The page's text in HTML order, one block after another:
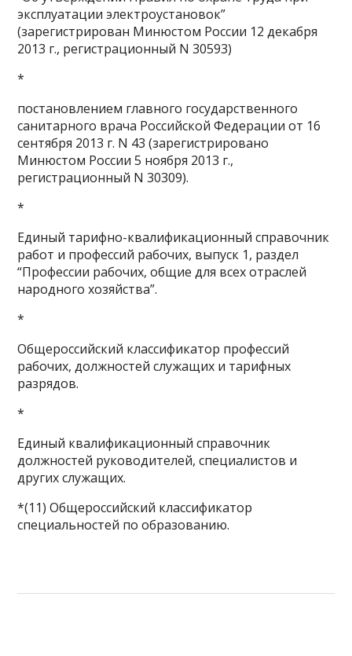
эксплуатации электроустановок”
(зарегистрирован Минюстом России 12 декабря
2013 г., регистрационный N 30593)
*
постановлением главного государственного
санитарного врача Российской Федерации от 16
сентября 2013 г. N 43 (зарегистрировано
Минюстом России 5 ноября 2013 г.,
регистрационный N 30309).
*
Единый тарифно-квалификационный справочник
работ и профессий рабочих, выпуск 1, раздел
“Профессии рабочих, общие для всех отраслей
народного хозяйства”.
*
Общероссийский классификатор профессий
рабочих, должностей служащих и тарифных
разрядов.
*
Единый квалификационный справочник
должностей руководителей, специалистов и
других служащих.
*(11) Общероссийский классификатор
специальностей по образованию.